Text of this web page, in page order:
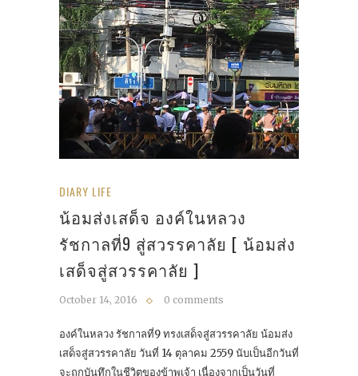
DIARY LIFE
น้อมส่งเสด็จ องค์ในหลวง
รัชกาลที่9 สู่สวรรคาลัย [ น้อมส่ง
เสด็จสู่สวรรคาลัย ]
October 14, 2016 0 comments
องค์ในหลวง รัชกาลที่9 ทรงเสด็จสู่สวรรคาลัย น้อมส่ง
เสด็จสู่สวรรคาลัย วันที่ 14 ตุลาคม 2559 นับเป็นอีกวันที่
จะถูกบันทึกในชีวิตของข้าพเจ้า เนื่องจากเป็นวันที่